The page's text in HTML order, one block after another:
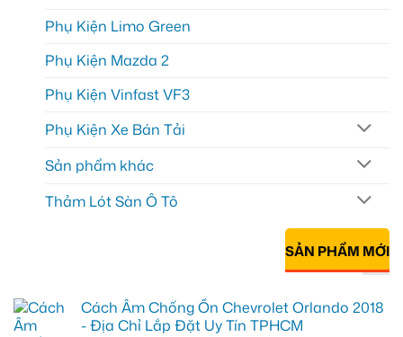
Phụ Kiện Limo Green
Phụ Kiện Mazda 2
Phụ Kiện Vinfast VF3
Phụ Kiện Xe Bán Tải
Sản phẩm khác
Thảm Lót Sàn Ô Tô
SẢN PHẨM MỚI
Cách Âm Chống Ồn Chevrolet Orlando 2018
- Địa Chỉ Lắp Đặt Uy Tín TPHCM